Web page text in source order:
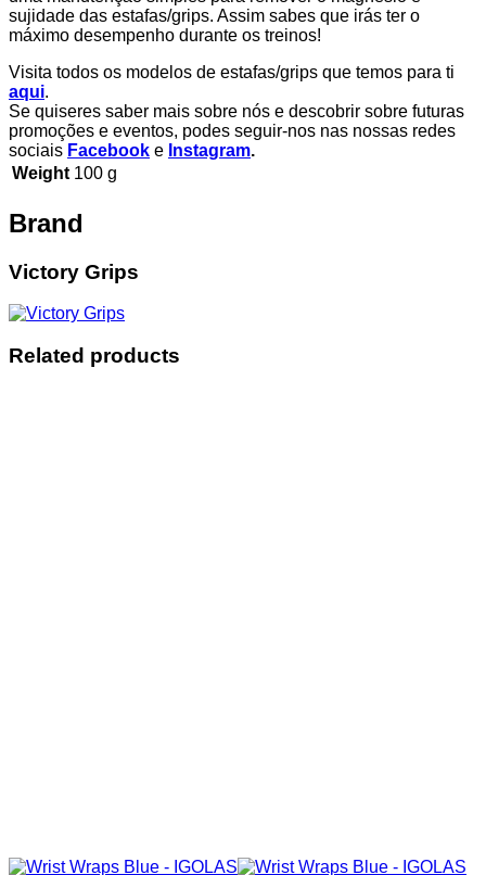
sujidade das estafas/grips. Assim sabes que irás ter o
máximo desempenho durante os treinos!
Visita todos os modelos de estafas/grips que temos para ti
aqui.
Se quiseres saber mais sobre nós e descobrir sobre futuras
promoções e eventos, podes seguir-nos nas nossas redes
sociais Facebook e Instagram.
Weight 100 g
Brand
Victory Grips
Related products